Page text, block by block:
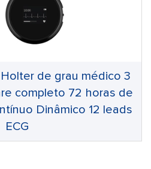
de grau médico 3
completo 72 horas de
Dinâmico 12 leads
ECG